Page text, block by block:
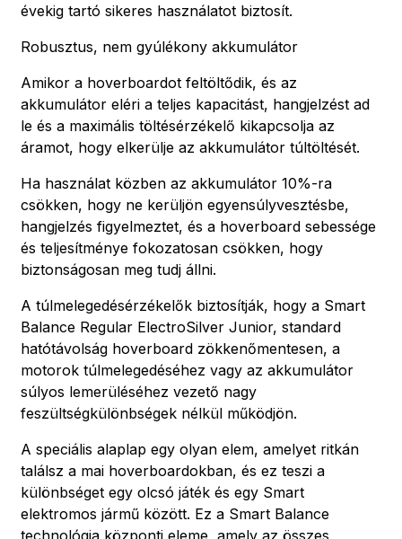
évekig tartó sikeres használatot biztosít.
Robusztus, nem gyúlékony akkumulátor
Amikor a hoverboardot feltöltődik, és az
akkumulátor eléri a teljes kapacitást, hangjelzést ad
le és a maximális töltésérzékelő kikapcsolja az
áramot, hogy elkerülje az akkumulátor túltöltését.
Ha használat közben az akkumulátor 10%-ra
csökken, hogy ne kerüljön egyensúlyvesztésbe,
hangjelzés figyelmeztet, és a hoverboard sebessége
és teljesítménye fokozatosan csökken, hogy
biztonságosan meg tudj állni.
A túlmelegedésérzékelők biztosítják, hogy a Smart
Balance Regular ElectroSilver Junior, standard
hatótávolság hoverboard zökkenőmentesen, a
motorok túlmelegedéséhez vagy az akkumulátor
súlyos lemerüléséhez vezető nagy
feszültségkülönbségek nélkül működjön.
A speciális alaplap egy olyan elem, amelyet ritkán
találsz a mai hoverboardokban, és ez teszi a
különbséget egy olcsó játék és egy Smart
elektromos jármű között. Ez a Smart Balance
technológia központi eleme, amely az összes